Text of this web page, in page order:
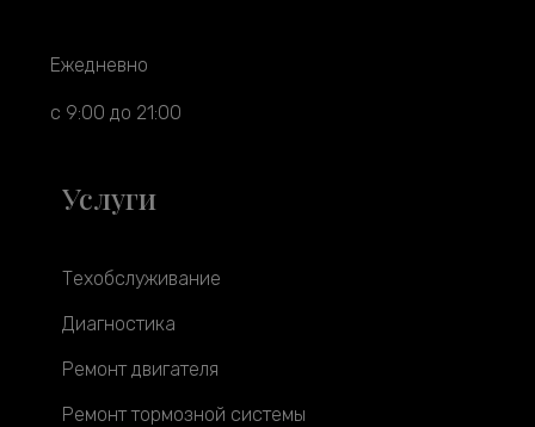
Ежедневно
с 9:00 до 21:00
Услуги
Техобслуживание
Диагностика
Ремонт двигателя
Ремонт тормозной системы